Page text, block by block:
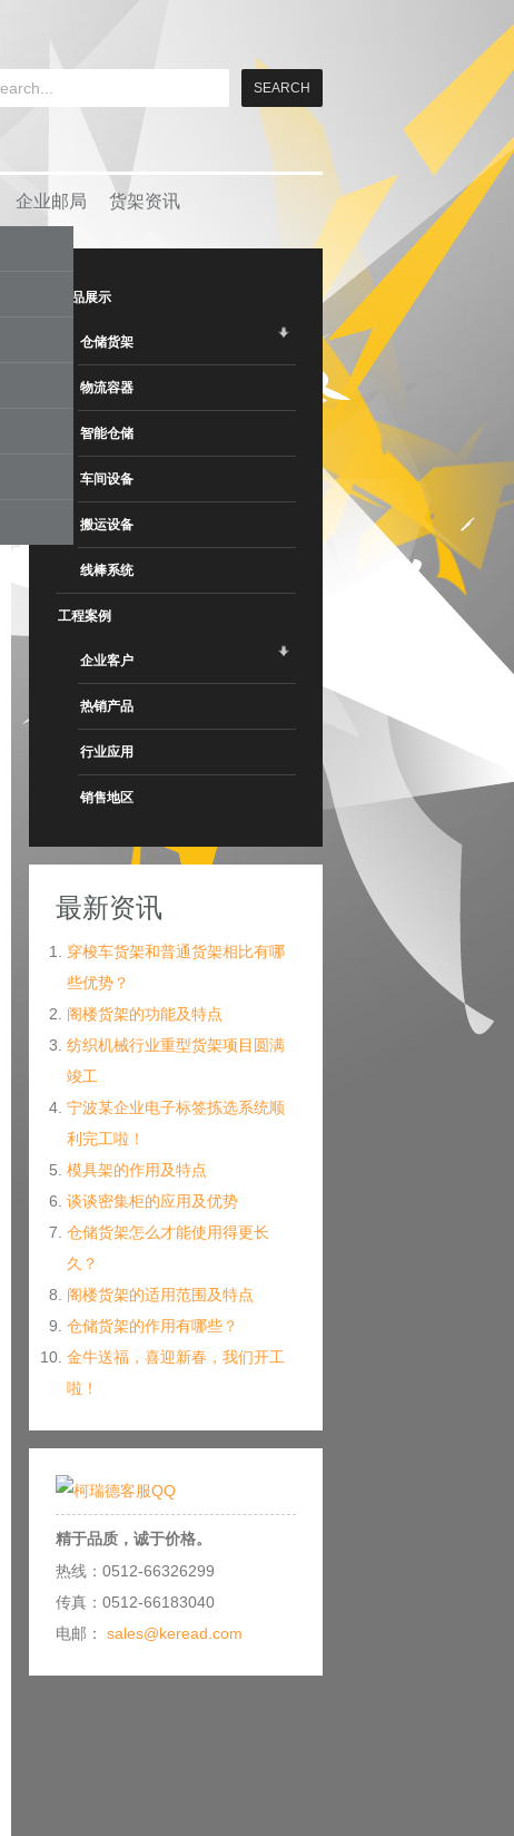
企业邮局 货架资讯
产品展示
仓储货架
物流容器
智能仓储
车间设备
搬运设备
线棒系统
工程案例
企业客户
热销产品
行业应用
销售地区
最新资讯
穿梭车货架和普通货架相比有哪
些优势？
阁楼货架的功能及特点
纺织机械行业重型货架项目圆满
竣工
宁波某企业电子标签拣选系统顺
利完工啦！
模具架的作用及特点
谈谈密集柜的应用及优势
仓储货架怎么才能使用得更长
久？
阁楼货架的适用范围及特点
仓储货架的作用有哪些？
金牛送福，喜迎新春，我们开工
啦！
精于品质，诚于价格。
热线：0512-66326299
传真：0512-66183040
电邮： sales@keread.com